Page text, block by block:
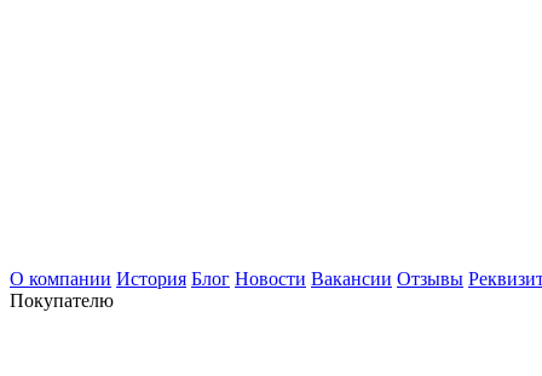
О компании История Блог Новости Вакансии Отзывы
Покупателю